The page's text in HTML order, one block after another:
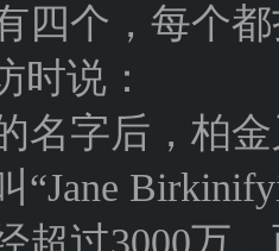
四个，每个
时说：
名字后，柏
“Jane
超过3000万